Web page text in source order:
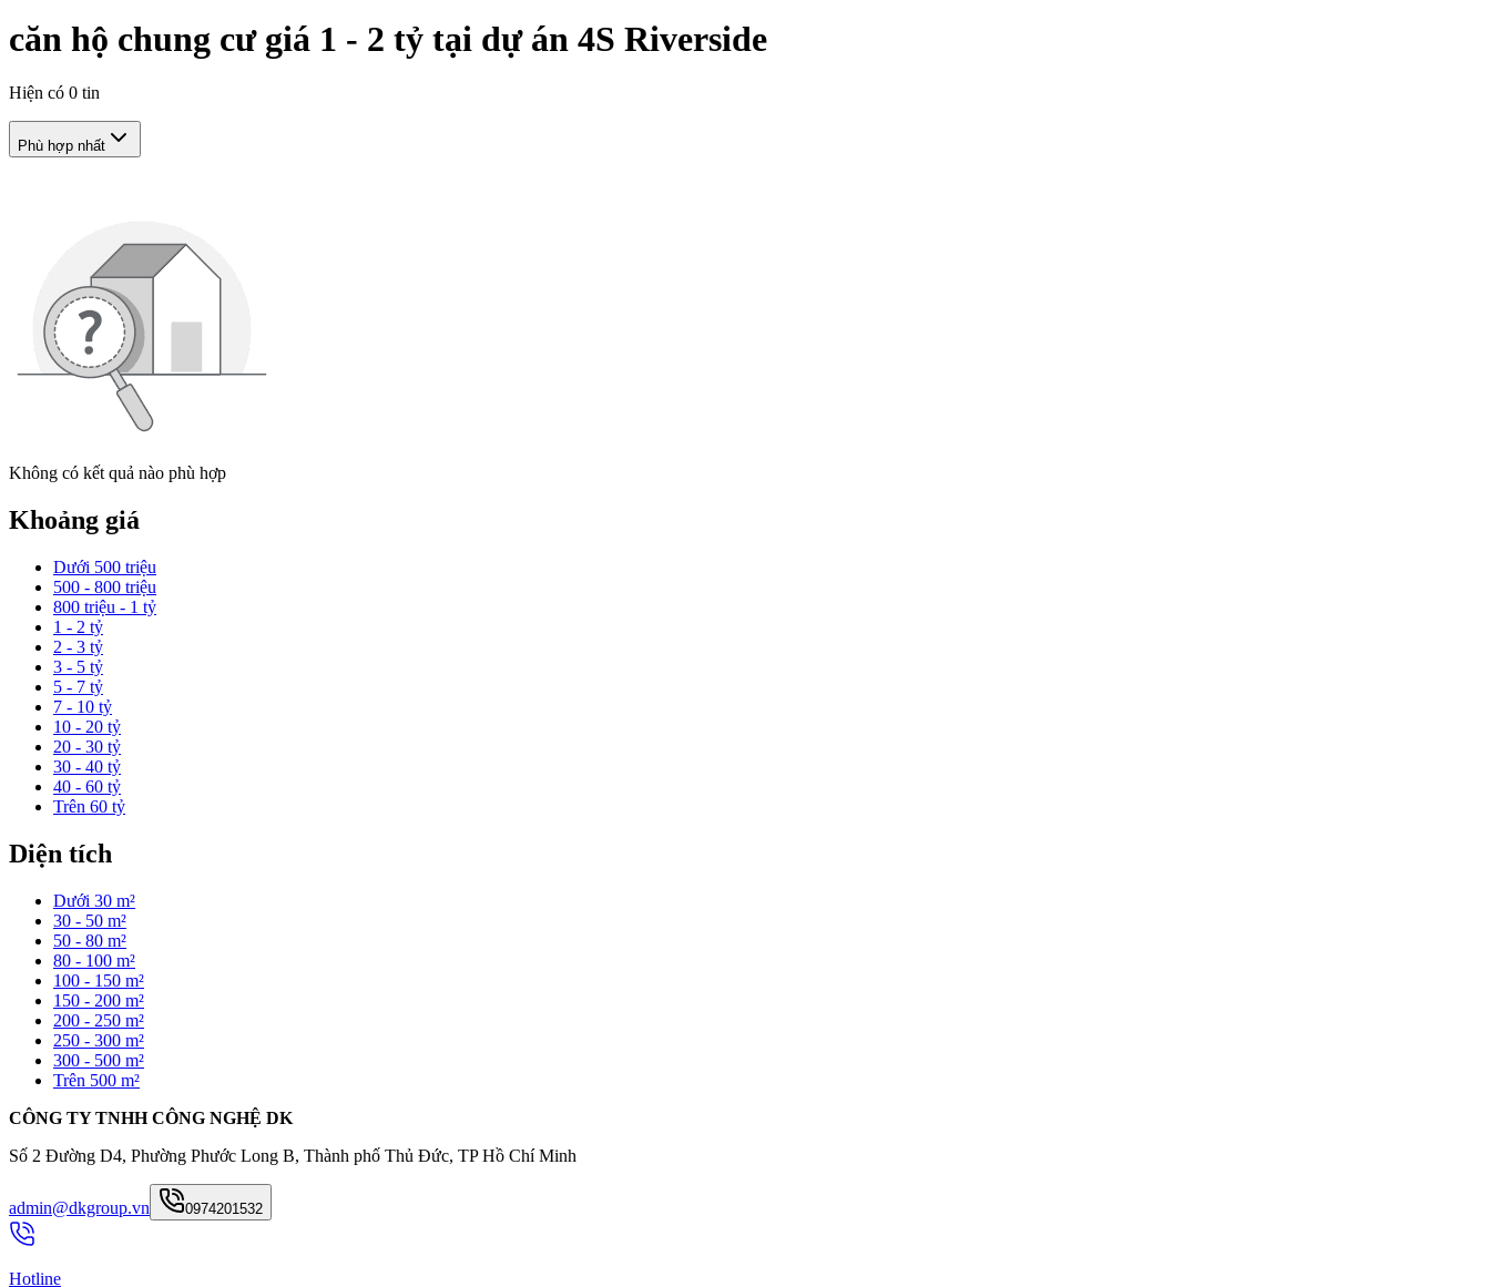
căn hộ chung cư giá 1 - 2 tỷ tại dự án 4S Riverside
Hiện có 0 tin
Phù hợp nhất
Không có kết quả nào phù hợp
Khoảng giá
Dưới 500 triệu
500 - 800 triệu
800 triệu - 1 tỷ
1 - 2 tỷ
2 - 3 tỷ
3 - 5 tỷ
5 - 7 tỷ
7 - 10 tỷ
10 - 20 tỷ
20 - 30 tỷ
30 - 40 tỷ
40 - 60 tỷ
Trên 60 tỷ
Diện tích
Dưới 30 m²
30 - 50 m²
50 - 80 m²
80 - 100 m²
100 - 150 m²
150 - 200 m²
200 - 250 m²
250 - 300 m²
300 - 500 m²
Trên 500 m²
CÔNG TY TNHH CÔNG NGHỆ DK
Số 2 Đường D4, Phường Phước Long B, Thành phố Thủ Đức, TP Hồ Chí Minh
admin@dkgroup.vn 0974201532
Hotline